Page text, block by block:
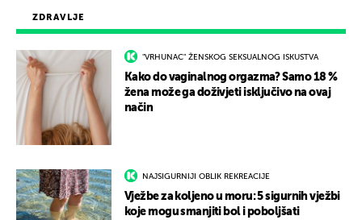
ZDRAVLJE
"VRHUNAC" ŽENSKOG SEKSUALNOG ISKUSTVA
Kako do vaginalnog orgazma? Samo 18 %
žena može ga doživjeti isključivo na ovaj
način
NAJSIGURNIJI OBLIK REKREACIJE
Vježbe za koljeno u moru: 5 sigurnih vježbi
koje mogu smanjiti bol i poboljšati